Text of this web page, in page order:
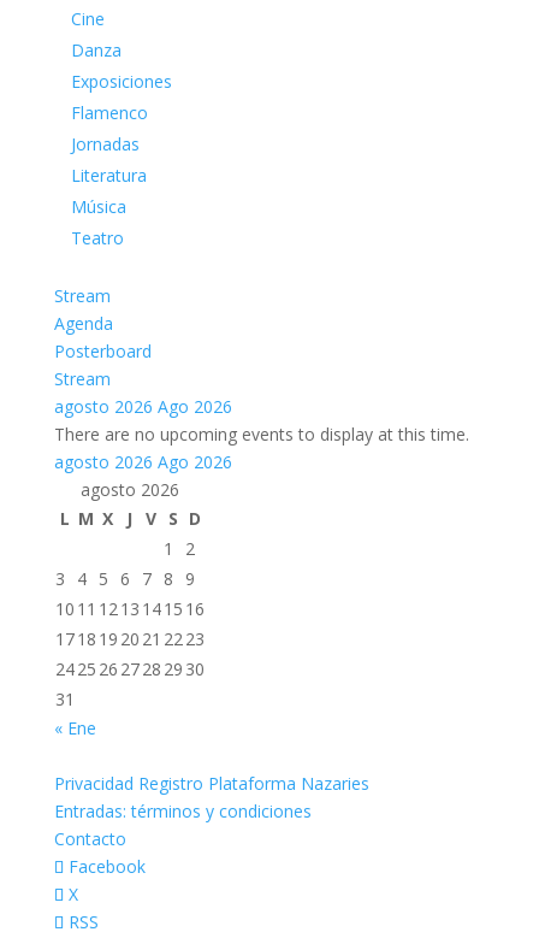
Cine
Danza
Exposiciones
Flamenco
Jornadas
Literatura
Música
Teatro
Stream
Agenda
Posterboard
Stream
agosto 2026 Ago 2026
There are no upcoming events to display at this time.
agosto 2026 Ago 2026
agosto 2026
L M X J V S D
1
2
3
4 5 6 7 8
9
10 11 1213 1415 16
1718 19 20 21 2223
2425 26 2728 29 30
31
« Ene
Privacidad Registro Plataforma Nazaries
Entradas: términos y condiciones
Contacto
Facebook
X
RSS